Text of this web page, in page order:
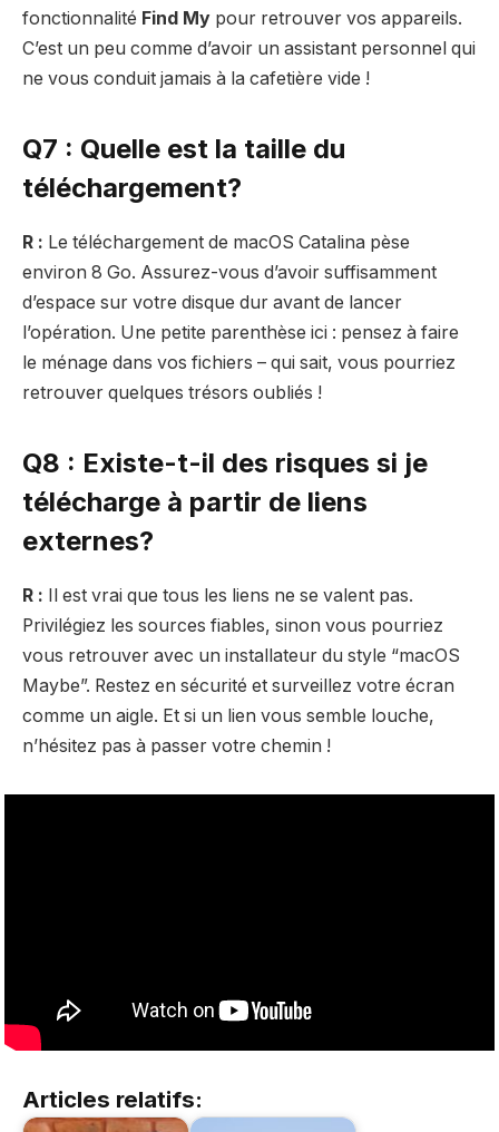
fonctionnalité Find My pour retrouver vos appareils.
C’est un peu comme d’avoir un assistant personnel qui
ne vous conduit jamais à la cafetière vide !
Q7 : Quelle est la taille du
téléchargement?
R : Le téléchargement de macOS Catalina pèse
environ 8 Go. Assurez-vous d’avoir suffisamment
d’espace sur votre disque dur avant de lancer
l’opération. Une petite parenthèse ici : pensez à faire
le ménage dans vos fichiers – qui sait, vous pourriez
retrouver quelques trésors oubliés !
Q8 : Existe-t-il des risques si je
télécharge à partir de liens
externes?
R : Il est vrai que tous les liens ne se valent pas.
Privilégiez les sources fiables, sinon vous pourriez
vous retrouver avec un installateur du style “macOS
Maybe”. Restez en sécurité et surveillez votre écran
comme un aigle. Et si un lien vous semble louche,
n’hésitez pas à passer votre chemin !
Articles relatifs: